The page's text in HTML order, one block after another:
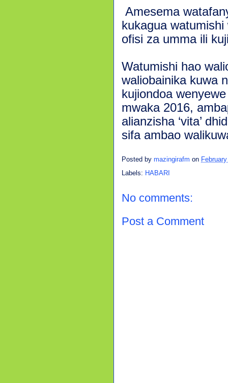
Amesema
kukagua
ofisi za umma ili
Watumishi hao
waliobainika kuwa
kujiondoa
mwaka 2016,
alianzisha ‘vita’
sifa ambao
Posted by mazingirafm on
Labels: HABARI
No comments:
Post a Comment